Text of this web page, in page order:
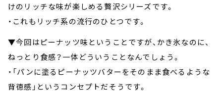
けのリッチな味が楽しめる贅沢シリーズです。
・これもリッチ系の流行のひとつです。
▼今回はピーナッツ味ということですが、かき氷なのに、
ねっとり食感？一体どういうことなんでしょう。
・「パンに塗るピーナッツバターをそのまま食べるような
背徳感」というコンセプトだそうです。